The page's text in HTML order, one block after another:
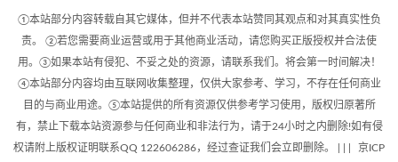
①本站部分内容转载自其它媒体，但并不代表本站赞同其观点和对其真实性负
责。 ②若您需要商业运营或用于其他商业活动，请您购买正版授权并合法使
用。③如果本站有侵犯、不妥之处的资源，请联系我们。将会第一时间解决！
④本站部分内容均由互联网收集整理，仅供大家参考、学习，不存在任何商业
目的与商业用途。⑤本站提供的所有资源仅供参考学习使用，版权归原著所
有，禁止下载本站资源参与任何商业和非法行为，请于24小时之内删除!如有侵
权请附上版权证明联系QQ 122606286，经过查证我们会立即删除。 | |
京ICP